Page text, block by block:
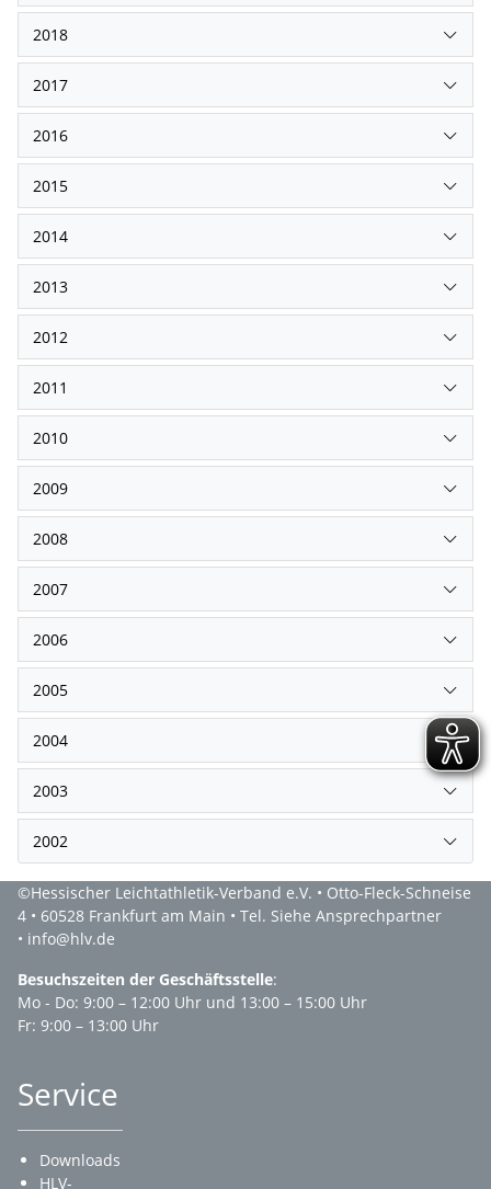
2018
2017
2016
2015
2014
2013
2012
2011
2010
2009
2008
2007
2006
2005
2004
2003
2002
©Hessischer Leichtathletik-Verband e.V. • Otto-Fleck-Schneise
4 • 60528 Frankfurt am Main • Tel. Siehe Ansprechpartner
• info@hlv.de
Besuchszeiten der Geschäftsstelle:
Mo - Do: 9:00 – 12:00 Uhr und 13:00 – 15:00 Uhr
Fr: 9:00 – 13:00 Uhr
Service
Downloads
HLV-